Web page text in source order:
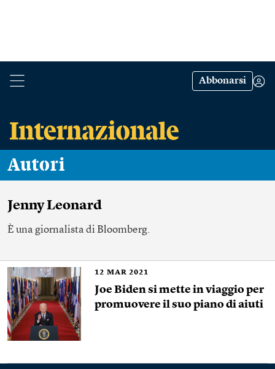
Abbonarsi
Autori
Jenny Leonard
È una giornalista di Bloomberg.
12 MAR 2021
Joe Biden si mette in viaggio per
promuovere il suo piano di aiuti